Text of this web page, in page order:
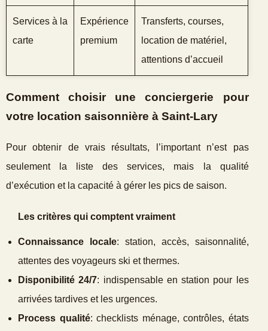
Services à la
carte
Expérience
premium
Transferts, courses,
location de matériel,
attentions d’accueil
Comment choisir une conciergerie pour
votre location saisonnière à Saint‑Lary
Pour obtenir de vrais résultats, l’important n’est pas
seulement la liste des services, mais la qualité
d’exécution et la capacité à gérer les pics de saison.
Les critères qui comptent vraiment
Connaissance locale: station, accès, saisonnalité,
attentes des voyageurs ski et thermes.
Disponibilité 24/7: indispensable en station pour les
arrivées tardives et les urgences.
Process qualité: checklists ménage, contrôles, états